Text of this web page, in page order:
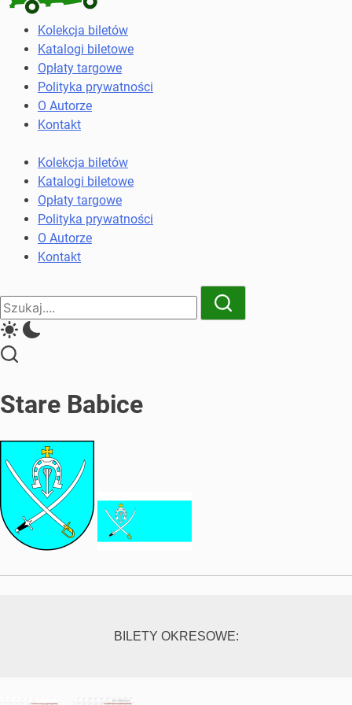
Kolekcja
biletów
komunikacji
miejskiej
kolejowych
Kolekcja biletów
Katalogi biletowe
Opłaty targowe
Polityka prywatności
O Autorze
Kontakt
Kolekcja biletów
Katalogi biletowe
Opłaty targowe
Polityka prywatności
O Autorze
Kontakt
Close
Search
Search
Stare Babice
BILETY OKRESOWE: